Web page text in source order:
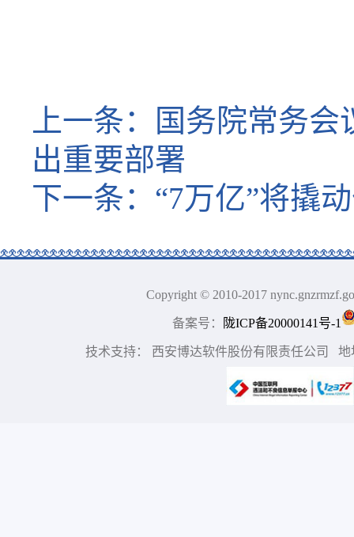
上一条：
国务院常务会
出重要部署
下一条： “7万亿”将撬
Copyright © 2010-2017
备案号： 陇ICP备20000141号-1
技术支持： 西安博达软件股份有限责任公司 地